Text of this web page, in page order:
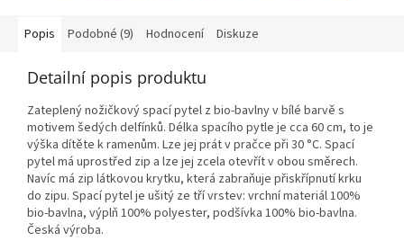
Popis Podobné (9) Hodnocení Diskuze
Detailní popis produktu
Zateplený nožičkový spací pytel z bio-bavlny v bílé barvě s
motivem šedých delfínků. Délka spacího pytle je cca 60 cm, to je
výška dítěte k ramenům. Lze jej prát v pračce při 30 °C. Spací
pytel má uprostřed zip a lze jej zcela otevřít v obou směrech.
Navíc má zip látkovou krytku, která zabraňuje přiskřípnutí krku
do zipu. Spací pytel je ušitý ze tří vrstev: vrchní materiál 100%
bio-bavlna, výplň 100% polyester, podšívka 100% bio-bavlna.
Česká výroba.